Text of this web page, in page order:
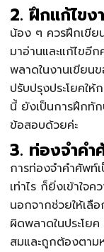
2. ฝึกแก้ไขง
น้อง ๆ ควรฝึกเขี
มาอ่านและแก้ไขอีก
พลาดในงานเขียนข
ปรับปรุงประโยคใ
นี้ ยังเป็นการฝึกทัก
ข้อสอบด้วยค่ะ
3. ท่องจำค
การท่องจำคำศัพ
เท่าไร ก็ยิ่งเข้าใจ
นอกจากช่วยให้เลื
ผิดพลาดในประโยค
สมและถูกต้องตา